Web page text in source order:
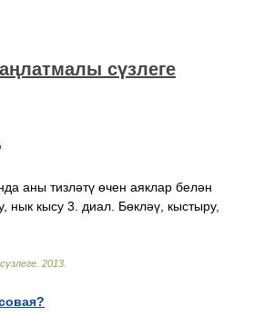
сүзлеге
аны тизләтү өчен аяклар белән
нык кысу 3. диал. Бөкләү, кыстыру,
2013